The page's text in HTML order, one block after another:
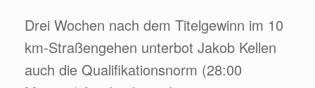
Drei Wochen nach dem Titelgewinn im 10
km-Straßengehen unterbot Jakob Kellen
auch die Qualifikationsnorm (28:00